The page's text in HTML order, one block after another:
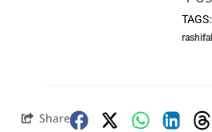
TAGS:
rashifal
Share